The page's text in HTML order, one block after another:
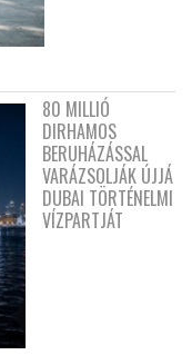
80 MILLIÓ
DIRHAMOS
BERUHÁZÁSSAL
VARÁZSOLJÁK ÚJJÁ
DUBAI TÖRTÉNELMI
VÍZPARTJÁT